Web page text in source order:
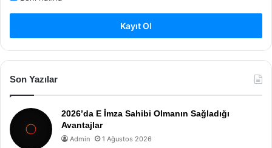
Kayıt Ol
Son Yazılar
2026’da E İmza Sahibi Olmanın Sağladığı
Avantajlar
Admin 1 Ağustos 2026